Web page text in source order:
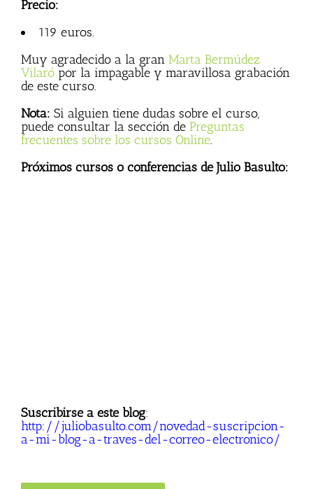
Precio:
119 euros.
Muy agradecido a la gran Marta Bermúdez
Vilaró por la impagable y maravillosa grabación
de este curso.
Nota: Si alguien tiene dudas sobre el curso,
puede consultar la sección de Preguntas
frecuentes sobre los cursos Online.
Próximos cursos o conferencias de Julio Basulto:
Suscribirse a este blog:
http://juliobasulto.com/novedad-suscripcion-
a-mi-blog-a-traves-del-correo-electronico/